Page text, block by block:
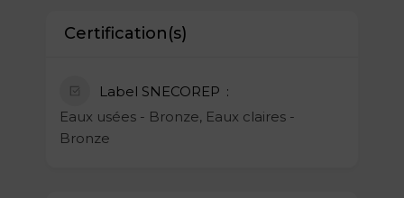
Certification(s)
Label SNECOREP
Eaux usées - Bronze, Eaux claires -
Bronze